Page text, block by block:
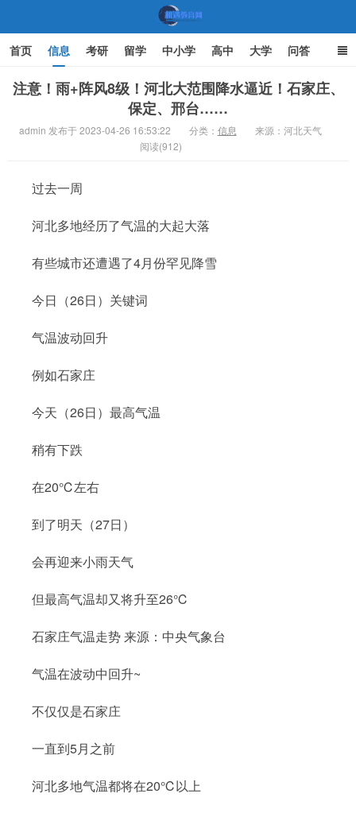
机遇教育网
首页 信息 考研 留学 中小学 高中 大学 问答
文化 家庭教育
注意！雨+阵风8级！河北大范围降水逼近！石家庄、
保定、邢台……
admin 发布于 2023-04-26 16:53:22 分类： 信息
来源：河北天气
阅读(912)
过去一周
河北多地经历了气温的大起大落
有些城市还遭遇了4月份罕见降雪
今日（26日）关键词
气温波动回升
例如石家庄
今天（26日）最高气温
稍有下跌
在20℃左右
到了明天（27日）
会再迎来小雨天气
但最高气温却又将升至26℃
石家庄气温走势 来源：中央气象台
气温在波动中回升~
不仅仅是石家庄
一直到5月之前
河北多地气温都将在20℃以上